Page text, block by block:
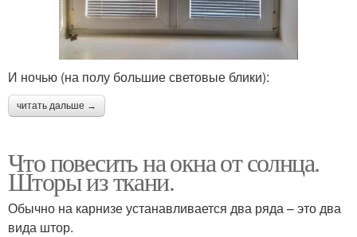
И ночью (на полу большие световые блики):
читать дальше →
Что повесить на окна от солнца.
Шторы из ткани.
Обычно на карнизе устанавливается два ряда – это два
вида штор.